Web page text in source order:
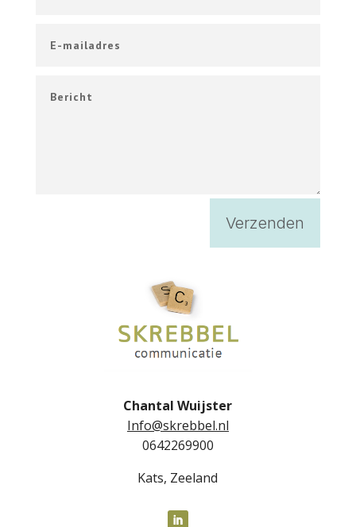
Verzenden
Chantal Wuijster
Info@skrebbel.nl
0642269900
Kats, Zeeland